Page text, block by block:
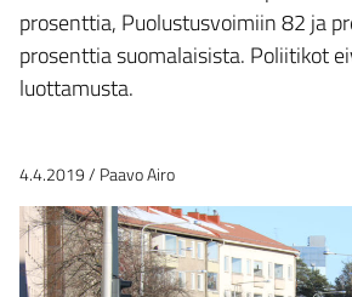
prosenttia, Puolustusvoimiin 82 ja
prosenttia suomalaisista. Poliitikot
luottamusta.
4.4.2019/ Paavo Airo